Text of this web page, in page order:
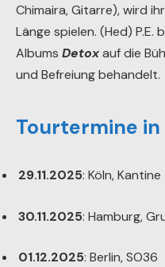
Chimaira, Gitarre), wird
Länge spielen. (Hed) P.E.
Albums Detoxauf die
und Befreiung behandelt.
Tourtermine
29.11.2025: Köln, Kantine
30.11.2025: Hamburg,
01.12.2025: Berlin, SO36